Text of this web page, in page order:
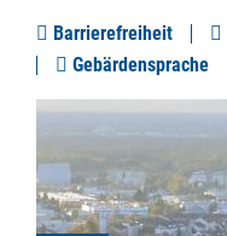
Barrierefreiheit
Gebärdensprache